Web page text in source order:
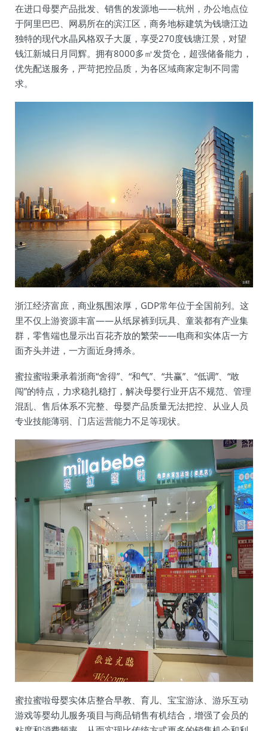
在进口母婴产品批发、销售的发源地——杭州，办公地点位
于阿里巴巴、网易所在的滨江区，商务地标建筑为钱塘江边
独特的现代水晶风格双子大厦，享受270度钱塘江景，对望
钱江新城日月同辉。拥有8000多㎡发货仓，超强储备能力，
优先配送服务，严苛把控品质，为各区域商家定制不同需
求。
浙江经济富庶，商业氛围浓厚，GDP常年位于全国前列。这
里不仅上游资源丰富——从纸尿裤到玩具、童装都有产业集
群，零售端也显示出百花齐放的繁荣——电商和实体店一方
面齐头并进，一方面近身搏杀。
蜜拉蜜啦秉承着浙商“舍得”、“和气”、“共赢”、“低调”、“敢
闯”的特点，力求稳扎稳打，解决母婴行业开店不规范、管理
混乱、售后体系不完整、母婴产品质量无法把控、从业人员
专业技能薄弱、门店运营能力不足等现状。
蜜拉蜜啦母婴实体店整合早教、育儿、宝宝游泳、游乐互动
游戏等婴幼儿服务项目与商品销售有机结合，增强了会员的